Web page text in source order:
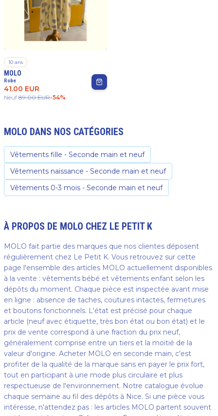
10 ans
MOLO
Robe
41.00 EUR
Neuf 89.00 EUR-54%
MOLO DANS NOS CATÉGORIES
Vêtements fille - Seconde main et neuf
Vêtements naissance - Seconde main et neuf
Vêtements 0-3 mois - Seconde main et neuf
À PROPOS DE MOLO CHEZ LE PETIT K
MOLO fait partie des marques que nos clientes déposent
régulièrement chez Le Petit K. Vous retrouvez sur cette
page l'ensemble des articles MOLO actuellement disponibles
à la vente : vêtements bébé et vêtements enfant selon les
dépôts du moment. Chaque pièce est inspectée avant mise
en ligne : absence de taches, coutures intactes, fermetures
et boutons fonctionnels. L'état est précisé pour chaque
article (neuf avec étiquette, très bon état ou bon état) et le
prix de vente correspond à une fraction du prix neuf,
généralement comprise entre un tiers et la moitié de la
valeur d'origine. Acheter MOLO en seconde main, c'est
profiter de la qualité de la marque sans en payer le prix fort,
tout en participant à une mode plus circulaire et plus
respectueuse de l'environnement. Notre catalogue évolue
chaque semaine au fil des dépôts à Nice. Si une pièce vous
intéresse, n'attendez pas : les articles MOLO partent souvent